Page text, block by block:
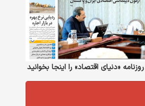
«دنیای‌ اقتصاد» را اینجا بخوانید